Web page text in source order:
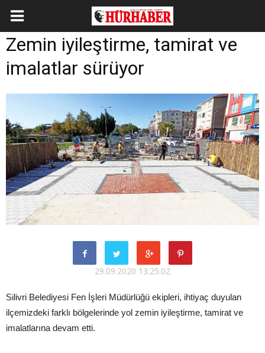
Zemin iyileştirme, tamirat ve
imalatlar sürüyor
29.09.2020 13:25:02
Silivri Belediyesi Fen İşleri Müdürlüğü ekipleri, ihtiyaç duyulan
ilçemizdeki farklı bölgelerinde yol zemin iyileştirme, tamirat ve
imalatlarına devam etti.